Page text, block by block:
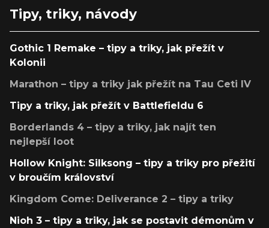
Tipy, triky, návody
Gothic 1 Remake – tipy a triky, jak přežít v
Kolonii
Marathon – tipy a triky jak přežít na Tau Ceti IV
Tipy a triky, jak přežít v Battlefieldu 6
Borderlands 4 – tipy a triky, jak najít ten
nejlepší loot
Hollow Knight: Silksong – tipy a triky pro přežití
v broučím království
Kingdom Come: Deliverance 2 – tipy a triky
Nioh 3 – tipy a triky, jak se postavit démonům v